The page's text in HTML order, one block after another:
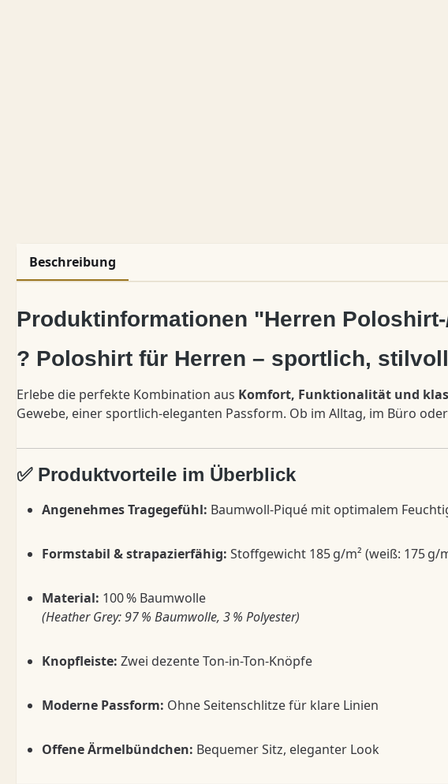
Beschreibung
Produktinformationen "Herren
? Poloshirt für Herren – sportlich,
Erlebe die perfekte Kombination aus Komfort, Funktionalität und
Gewebe, einer sportlich-eleganten Passform. Ob im Alltag, im Büro
✅ Produktvorteile im Überblick
Angenehmes Tragegefühl: Baumwoll-Piqué mit optimalem
Formstabil & strapazierfähig: Stoffgewicht 185 g/m² (weiß: 175 g/
Material: 100 % Baumwolle
(Heather Grey: 97 % Baumwolle, 3 % Polyester)
Knopfleiste: Zwei dezente Ton-in-Ton-Knöpfe
Moderne Passform: Ohne Seitenschlitze für klare Linien
Offene Ärmelbündchen: Bequemer Sitz, eleganter Look